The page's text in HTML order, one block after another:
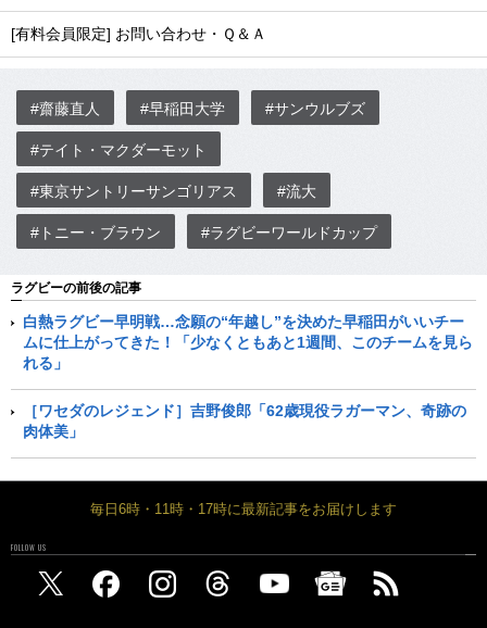
[有料会員限定] お問い合わせ・Ｑ＆Ａ
#齋藤直人 #早稲田大学 #サンウルブズ
#テイト・マクダーモット
#東京サントリーサンゴリアス #流大
#トニー・ブラウン #ラグビーワールドカップ
ラグビーの前後の記事
白熱ラグビー早明戦…念願の“年越し”を決めた早稲田がいいチー
ムに仕上がってきた！「少なくともあと1週間、このチームを見ら
れる」
［ワセダのレジェンド］吉野俊郎「62歳現役ラガーマン、奇跡の
肉体美」
毎日6時・11時・17時に最新記事をお届けします
FOLLOW US